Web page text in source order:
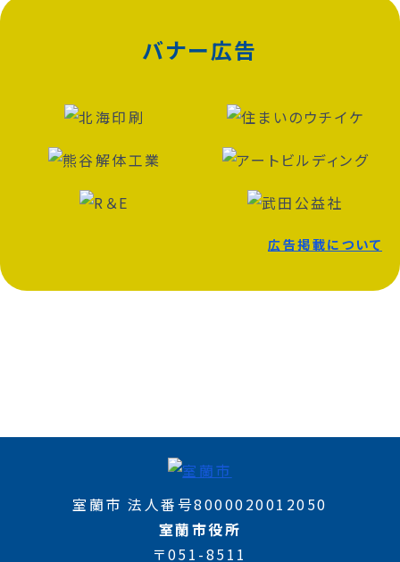
バナー広告
広告掲載について
室蘭市 法人番号8000020012050
室蘭市役所
〒051-8511